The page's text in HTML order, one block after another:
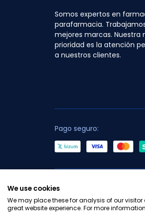
Somos expertos en
parafarmacia.
mejores marcas. Nuestra
prioridad es la atención
a nuestros clientes.
Pago seguro:
We use cookies
We may place these for analysis of our
great website experience. For more